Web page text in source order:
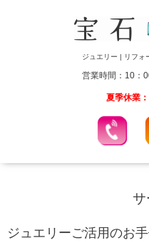
ジュエリー | リフォ
営業時間：10
夏季休業
サ
ジュエリーご活用のお